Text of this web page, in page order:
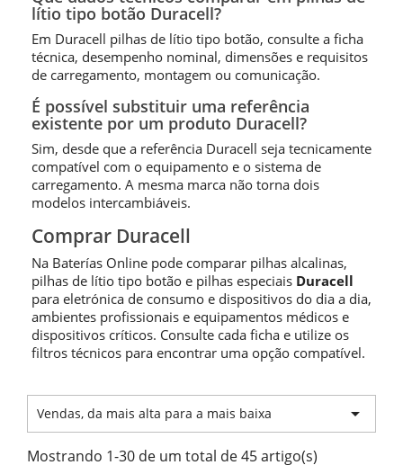
lítio tipo botão Duracell?
Em Duracell pilhas de lítio tipo botão, consulte a ficha
técnica, desempenho nominal, dimensões e requisitos
de carregamento, montagem ou comunicação.
É possível substituir uma referência
existente por um produto Duracell?
Sim, desde que a referência Duracell seja tecnicamente
compatível com o equipamento e o sistema de
carregamento. A mesma marca não torna dois
modelos intercambiáveis.
Comprar Duracell
Na Baterías Online pode comparar pilhas alcalinas,
pilhas de lítio tipo botão e pilhas especiais Duracell
para eletrónica de consumo e dispositivos do dia a dia,
ambientes profissionais e equipamentos médicos e
dispositivos críticos. Consulte cada ficha e utilize os
filtros técnicos para encontrar uma opção compatível.
Vendas, da mais alta para a mais baixa 
Mostrando 1-30 de um total de 45 artigo(s)